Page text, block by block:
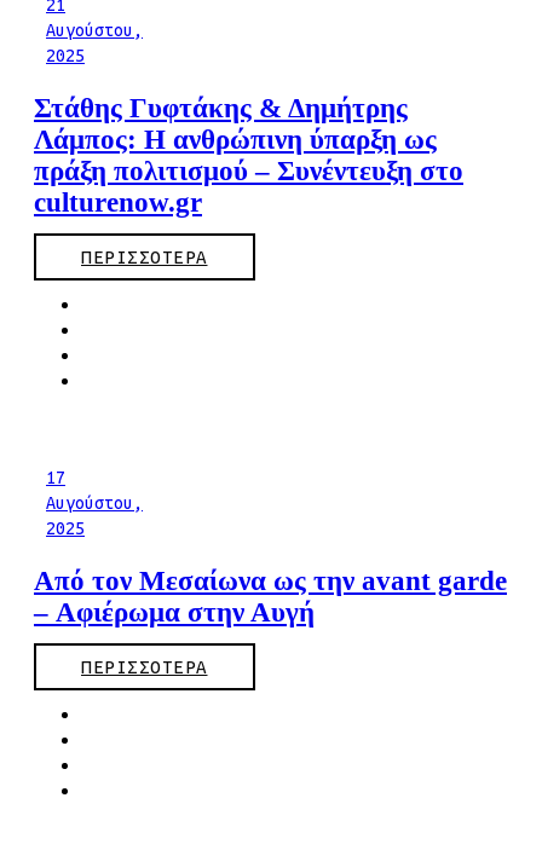
21
Αυγούστου,
2025
Στάθης Γυφτάκης & Δημήτρης
Λάμπος: Η ανθρώπινη ύπαρξη ως
πράξη πολιτισμού – Συνέντευξη στο
culturenow.gr
ΠΕΡΙΣΣΟΤΕΡΑ
17
Αυγούστου,
2025
Από τον Μεσαίωνα ως την avant garde
– Αφιέρωμα στην Αυγή
ΠΕΡΙΣΣΟΤΕΡΑ